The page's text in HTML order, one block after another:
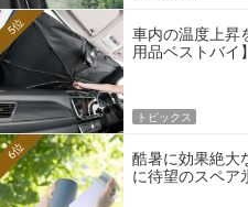
車内の温度上昇
用品ベストバイ】
5位
トピックス
酷暑に効果絶大
に待望のスペア
6位